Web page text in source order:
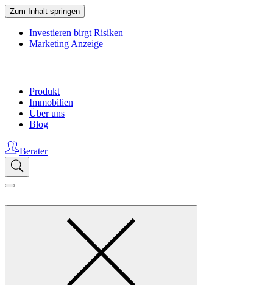
Zum Inhalt springen
Investieren birgt Risiken
Marketing Anzeige
Produkt
Immobilien
Über uns
Blog
Berater